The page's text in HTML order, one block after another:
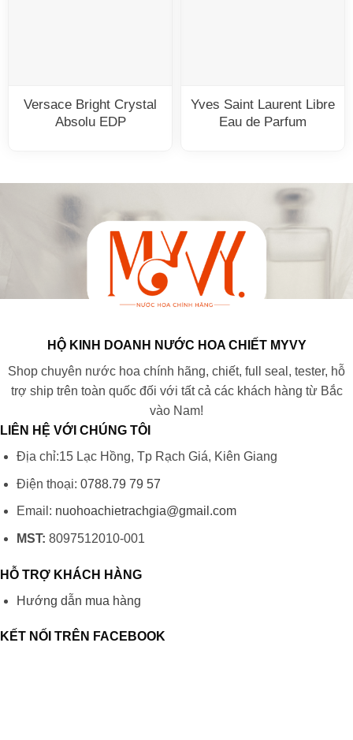
Versace Bright Crystal
Absolu EDP
Yves Saint Laurent Libre
Eau de Parfum
HỘ KINH DOANH NƯỚC HOA CHIẾT MYVY
Shop chuyên nước hoa chính hãng, chiết, full seal, tester, hỗ
trợ ship trên toàn quốc đối với tất cả các khách hàng từ Bắc
vào Nam!
LIÊN HỆ VỚI CHÚNG TÔI
Địa chỉ:15 Lạc Hồng, Tp Rạch Giá, Kiên Giang
Điện thoại: 0788.79 79 57
Email: nuohoachietrachgia@gmail.com
MST: 8097512010-001
HỖ TRỢ KHÁCH HÀNG
Hướng dẫn mua hàng
KẾT NỐI TRÊN FACEBOOK